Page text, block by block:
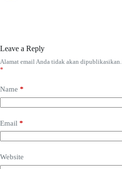
Leave a Reply
Alamat email Anda tidak akan dipublikasikan.
*
Name *
Email *
Website